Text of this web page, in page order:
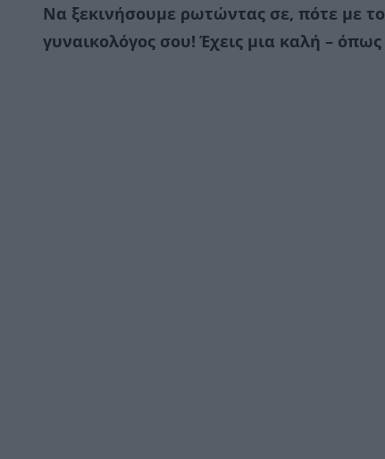
Να ξεκινήσουμε ρωτώντας σε, πότε με
γυναικολόγος σου! Έχεις μια καλή –